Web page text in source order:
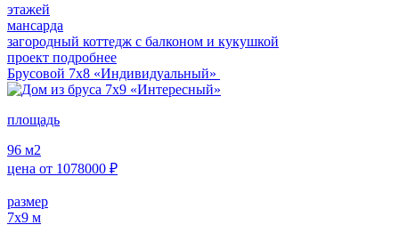
этажей
мансарда
загородный коттедж с балконом и кукушкой
проект подробнее
Брусовой 7х8 «Индивидуальный»
площадь
96 м2
цена от 1078000 ₽
размер
7х9 м